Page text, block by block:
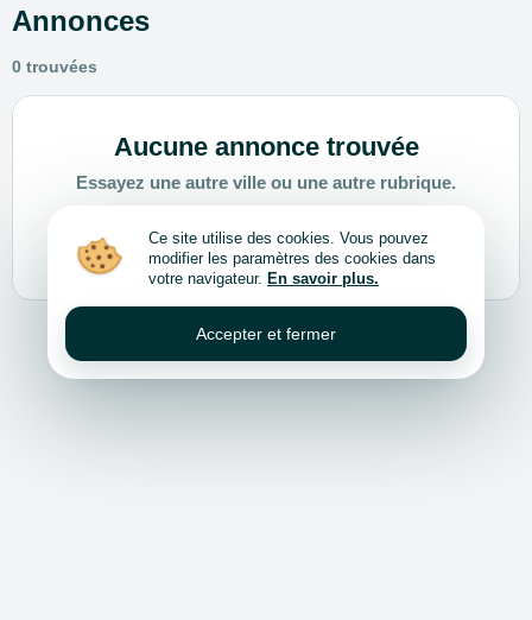
Annonces
0 trouvées
Aucune annonce trouvée
Essayez une autre ville ou une autre rubrique.
Choisir une autre ville ou rubrique
Ce site utilise des cookies. Vous pouvez
modifier les paramètres des cookies dans
votre navigateur. En savoir plus.
Accepter et fermer